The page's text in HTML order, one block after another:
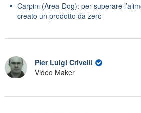
Carpini (Area-Dog): per superare
creato un prodotto da zero
Pier Luigi Crivelli
Video Maker